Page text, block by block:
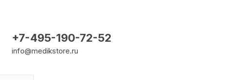
+7-495-190-72-52
info@medikstore.ru